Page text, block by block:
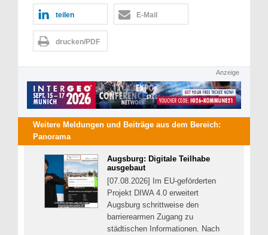
teilen E-Mail
drucken/PDF
Anzeige
Weitere Meldungen und Beiträge aus dem Bereich:
Panorama
Augsburg: Digitale Teilhabe
ausgebaut
[07.08.2026] Im EU-geförderten
Projekt DIWA 4.0 erweitert
Augsburg schrittweise den
barrierearmen Zugang zu
städtischen Informationen. Nach